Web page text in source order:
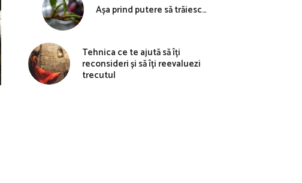
Așa prind putere să trăiesc…
Tehnica ce te ajută să îți
reconsideri și să îți reevaluezi
trecutul